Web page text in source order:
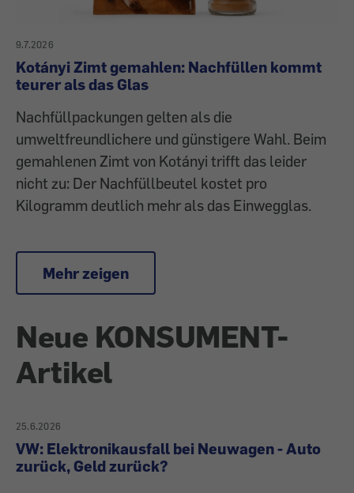
9.7.2026
Kotányi Zimt gemahlen: Nachfüllen kommt
teurer als das Glas
Nachfüllpackungen gelten als die
umweltfreundlichere und günstigere Wahl. Beim
gemahlenen Zimt von Kotányi trifft das leider
nicht zu: Der Nachfüllbeutel kostet pro
Kilogramm deutlich mehr als das Einwegglas.
Mehr zeigen
Neue KONSUMENT-
Artikel
25.6.2026
VW: Elektronikausfall bei Neuwagen - Auto
zurück, Geld zurück?